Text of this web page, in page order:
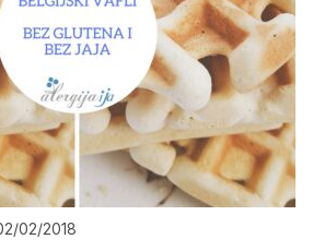
02/2018